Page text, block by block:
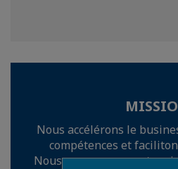
Nous accélérons le
compétences et
Nous sommes un